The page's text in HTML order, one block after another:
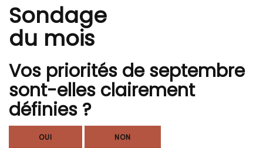
Sondage
du mois
Vos priorités de septembre
sont-elles clairement
définies ?
OUI NON